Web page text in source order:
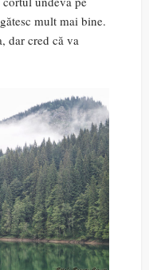
mult mai bine.
dar cred că va